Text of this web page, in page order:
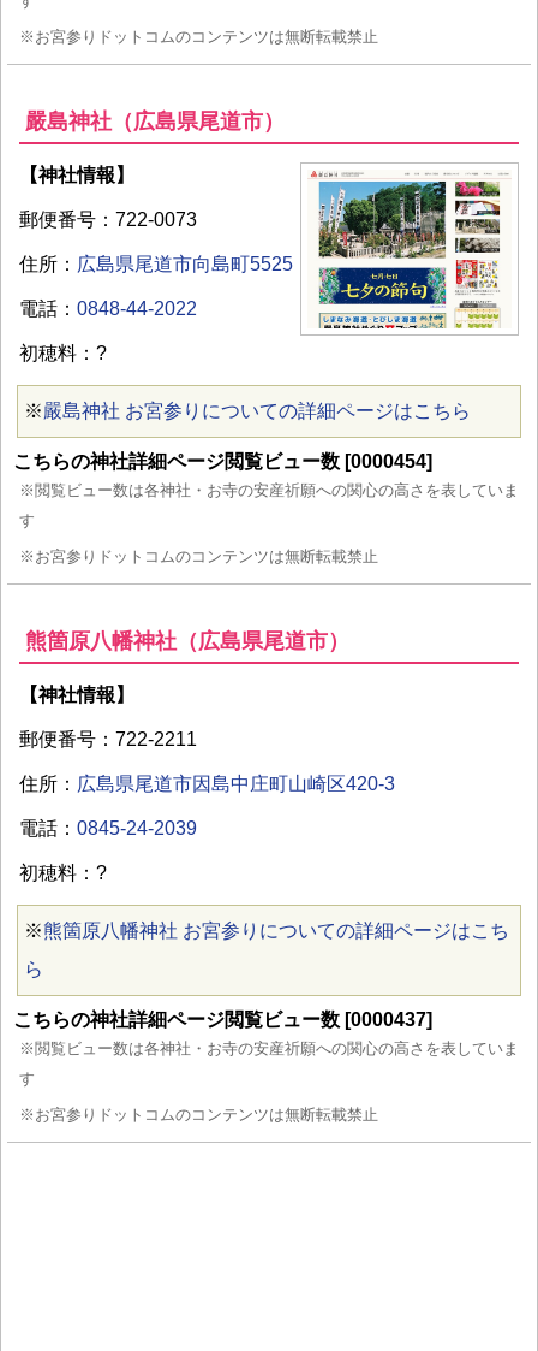
※お宮参りドットコムのコンテンツは無断転載禁止
嚴島神社（広島県尾道市）
【神社情報】
郵便番号：722-0073
住所： 広島県尾道市向島町5525
電話： 0848-44-2022
初穂料：?
※嚴島神社 お宮参りについての詳細ページはこちら
こちらの神社詳細ページ閲覧ビュー数 [0000454]
※閲覧ビュー数は各神社・お寺の安産祈願への関心の高さを表していま
す
※お宮参りドットコムのコンテンツは無断転載禁止
熊箇原八幡神社（広島県尾道市）
【神社情報】
郵便番号：722-2211
住所： 広島県尾道市因島中庄町山崎区420-3
電話： 0845-24-2039
初穂料：?
※熊箇原八幡神社 お宮参りについての詳細ページはこち
ら
こちらの神社詳細ページ閲覧ビュー数 [0000437]
※閲覧ビュー数は各神社・お寺の安産祈願への関心の高さを表していま
す
※お宮参りドットコムのコンテンツは無断転載禁止